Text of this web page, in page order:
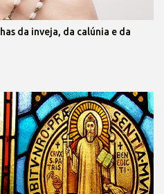
da inveja, da calúnia e da